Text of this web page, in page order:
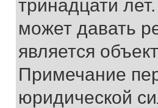
тринадцати
может давать
является
Примечание
юридической